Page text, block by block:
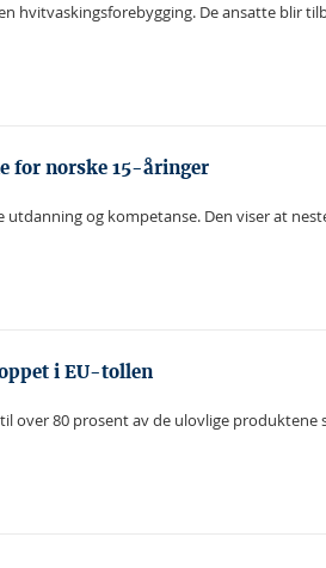
hvitvaskingsforebygging. De ansatte blir
for norske 15-åringer
og kompetanse. Den viser at
i EU-tollen
over 80 prosent av de ulovlige produktene